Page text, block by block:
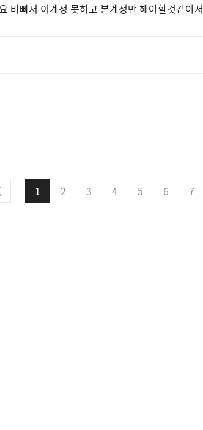
바빠서 이계정 못하고 본계정만 해야할것같아서
1 2 3 4 5 6 7